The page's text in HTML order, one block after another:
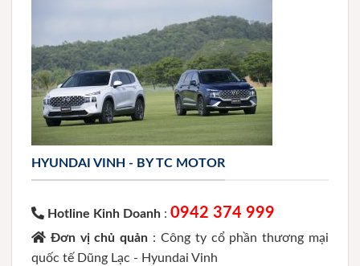
HYUNDAI VINH - BY TC MOTOR
Hotline Kinh Doanh : 0942 374 999
Đơn vị chủ quản : Công ty cổ phần thương mại
quốc tế Dũng Lạc - Hyundai Vinh